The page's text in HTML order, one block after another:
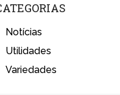
Notícias
Utilidades
Variedades